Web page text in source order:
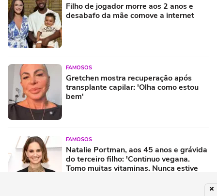
Filho de jogador morre aos 2 anos e
desabafo da mãe comove a internet
FAMOSOS
Gretchen mostra recuperação após
transplante capilar: 'Olha como estou
bem'
FAMOSOS
Natalie Portman, aos 45 anos e grávida
do terceiro filho: 'Continuo vegana.
Tomo muitas vitaminas. Nunca estive